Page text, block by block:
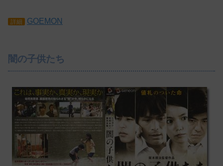
詳細 GOEMON
闇の子供たち